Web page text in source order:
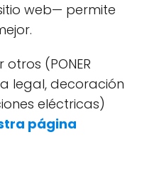
web— permite
(PONER
legal, decoración
eléctricas)
página